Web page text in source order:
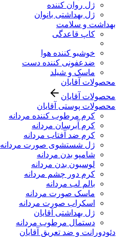
ژل روان کننده
ژل بهداشتی بانوان
بهداشت و سلامت
کاپ قاعدگی
خوشبو کننده هوا
ضدعفونی کننده دست
ماسک و شیلد
محصولات آقایان
محصولات آقایان
محصولات پوستی آقایان
کرم مرطوب کننده مردانه
کرم آبرسان مردانه
کرم ضد آفتاب مردانه
ژل شستشوی صورت مردانه
شامپو بدن مردانه
لوسیون بدن مردانه
کرم دور چشم مردانه
بالم لب مردانه
ماسک صورت مردانه
اسکراب صورت مردانه
ژل بهداشتی آقایان
دستمال مرطوب مردانه
دئودورانت و ضد تعریق آقایان